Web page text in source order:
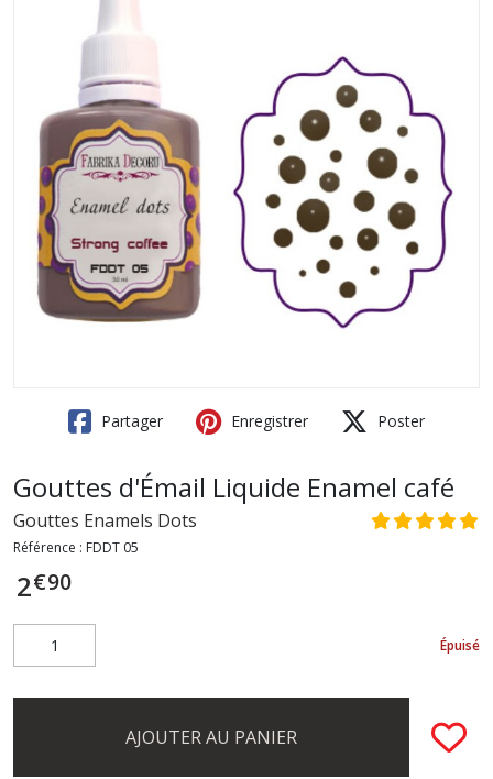
Partager Enregistrer Poster
Gouttes d'Émail Liquide Enamel café
Gouttes Enamels Dots
Référence : FDDT 05
2€90
Épuisé
AJOUTER AU PANIER